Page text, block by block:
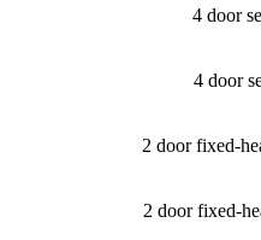
4 door
4 door
2 door fixed-
2 door fixed-